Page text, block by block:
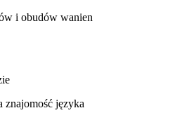
i obudów wanien
znajomość języka